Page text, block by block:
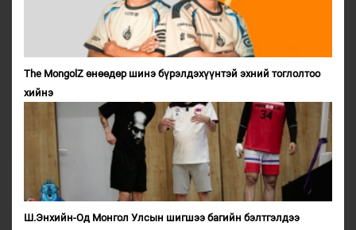
The MongolZ өнөөдөр шинэ бүрэлдэхүүнтэй эхний тоглолтоо
хийнэ
Ш.Энхийн-Од Монгол Улсын шигшээ багийн бэлтгэлдээ